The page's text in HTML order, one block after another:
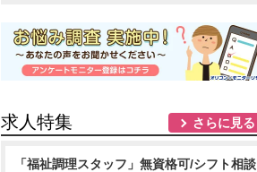
求人特集 さらに見る
「福祉調理スタッフ」無資格可/シフト相談